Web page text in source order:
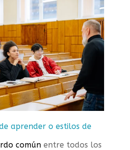
aprender o estilos de
comúnentre todos los